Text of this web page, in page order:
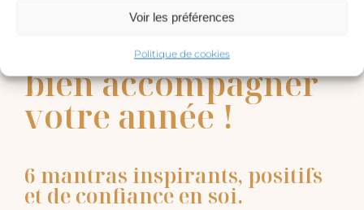
Voir les préférences
Politique de cookies
6 Mantras pour
bien accompagner
votre année !
6 mantras inspirants, positifs
et de confiance en soi.